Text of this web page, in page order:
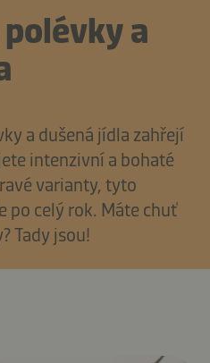
a
a dušená jídla zahřejí
intenzivní a bohaté
varianty, tyto
po celý rok. Máte chuť
Tady jsou!